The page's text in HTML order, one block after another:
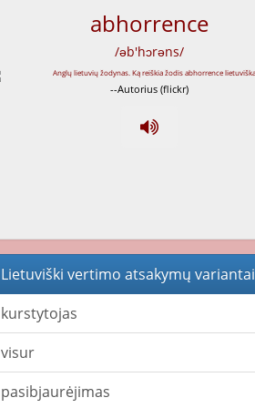
abhorrence
/əb'hɔrəns/
--Autorius (flickr)
Lietuviški vertimo atsakymų variantai
kurstytojas
visur
pasibjaurėjimas